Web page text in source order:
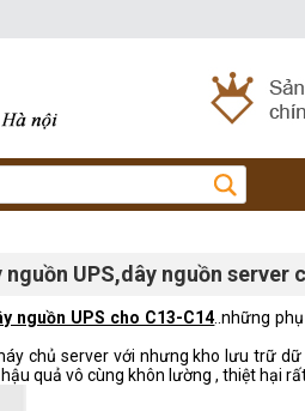
UPS,dây nguồn server
nguồn UPS cho C13-C14..những
chủ server với nhưng kho lưu trữ
quả vô cùng khôn lường , thiệt hại rất